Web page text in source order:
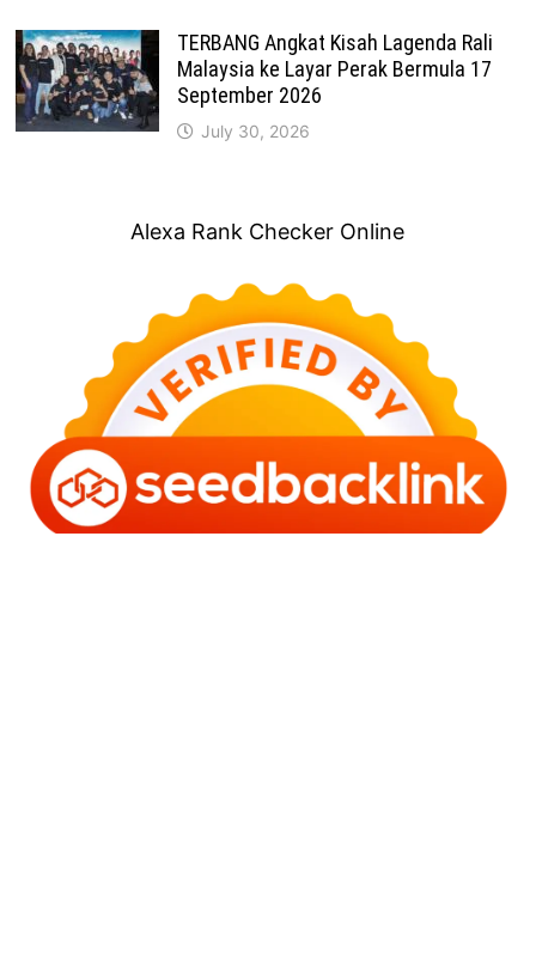
TERBANG Angkat Kisah Lagenda Rali
Malaysia ke Layar Perak Bermula 17
September 2026
July 30, 2026
Alexa Rank Checker Online